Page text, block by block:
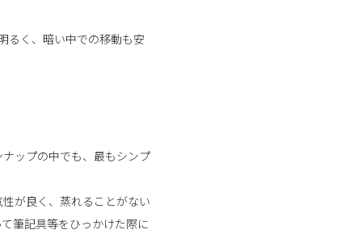
るく、暗い中での移動も安
ップの中でも、最もシンプ
が良く、蒸れることがない
筆記具等をひっかけた際に